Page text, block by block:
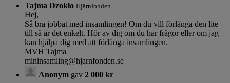
Tajma Dzoklo Hjärnfonden
Hej,
Så bra jobbat med insamlingen! Om du vill förlänga den lite
till så är det enkelt. Hör av dig om du har frågor eller om jag
kan hjälpa dig med att förlänga insamlingen.
MVH Tajma
mininsamling@hjarnfonden.se
Anonym gav 2 000 kr